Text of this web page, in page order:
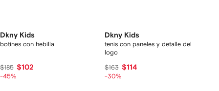
Dkny Kids
botines con hebilla
$185 $102
-45%
Dkny Kids
tenis con paneles y detalle del
logo
$163 $114
-30%